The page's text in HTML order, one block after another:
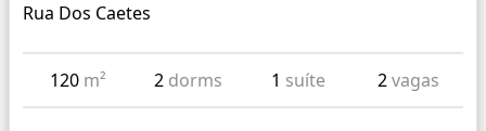
Rua Dos Caetes
120 m² 2 dorms 1 suíte 2vagas